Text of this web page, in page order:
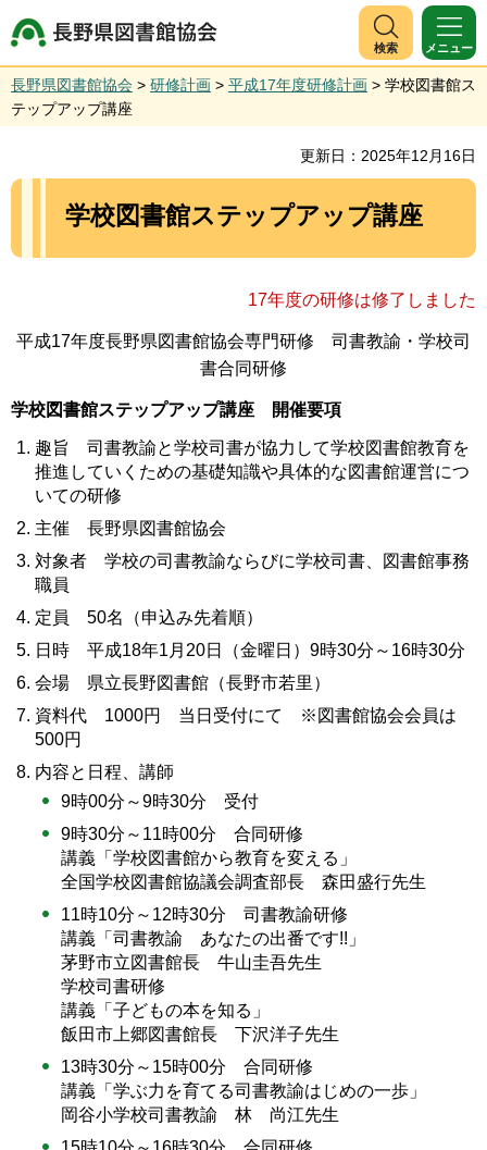
長野県図書館協会
検索 メニュー
長野県図書館協会 > 研修計画 > 平成17年度研修計画 > 学校図書館ス
テップアップ講座
更新日：2025年12月16日
学校図書館ステップアップ講座
17年度の研修は修了しました
平成17年度長野県図書館協会専門研修 司書教諭・学校司
書合同研修
学校図書館ステップアップ講座 開催要項
趣旨 司書教諭と学校司書が協力して学校図書館教育を
推進していくための基礎知識や具体的な図書館運営につ
いての研修
主催 長野県図書館協会
対象者 学校の司書教諭ならびに学校司書、図書館事務
職員
定員 50名（申込み先着順）
日時 平成18年1月20日（金曜日）9時30分～16時30分
会場 県立長野図書館（長野市若里）
資料代 1000円 当日受付にて ※図書館協会会員は
500円
内容と日程、講師
9時00分～9時30分 受付
9時30分～11時00分 合同研修
講義「学校図書館から教育を変える」
全国学校図書館協議会調査部長 森田盛行先生
11時10分～12時30分 司書教諭研修
講義「司書教諭 あなたの出番です!!」
茅野市立図書館長 牛山圭吾先生
学校司書研修
講義「子どもの本を知る」
飯田市上郷図書館長 下沢洋子先生
13時30分～15時00分 合同研修
講義「学ぶ力を育てる司書教諭はじめの一歩」
岡谷小学校司書教諭 林 尚江先生